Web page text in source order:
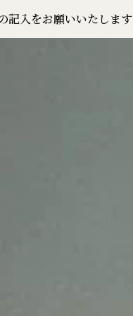
記入をお願いいたします